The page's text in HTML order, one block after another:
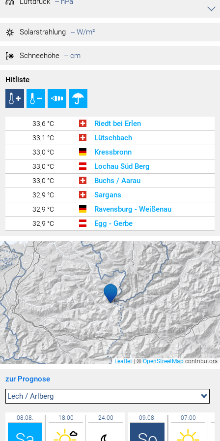
Akkordeon auf-/zuklappen
-- hPa
Tag max.
Solarstrahlung -- W/m²
Schneehöhe -- cm
Hitliste
33,6 °C Riedt bei Erlen
33,1 °C Lütschbach
33,0 °C Kressbronn
33,0 °C Lochau Süd Berg
33,0 °C Buchs / Aarau
32,9 °C Sargans
32,9 °C Ravensburg - Weißenau
32,9 °C Egg - Gerbe
32,7 °C Zürich Kloten
32,7 °C Götzis - Unteres Kirla
32,7 °C Bruneck
32,6 °C Hohenems-Werkhof
32,6 °C Balzers Oksaboda
32,6 °C Ilanz
32,6 °C Feldkirch Nofels Bittweg
32,5 °C Bludesch - Gais
32,5 °C Gamprin
32,5 °C
32,5 °C
32,4 °C Walenstadt ARA
32,4 °C Triesen Langgasse
Leaflet © OpenStreetMap contributors
zur Prognose
Lech / Arlberg
08.08. 18:00 24:00 09.08. 07:00